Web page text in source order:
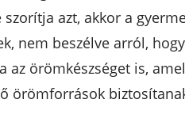
azt, akkor a
nem beszélve arról,
az örömkészséget is,
örömforrások